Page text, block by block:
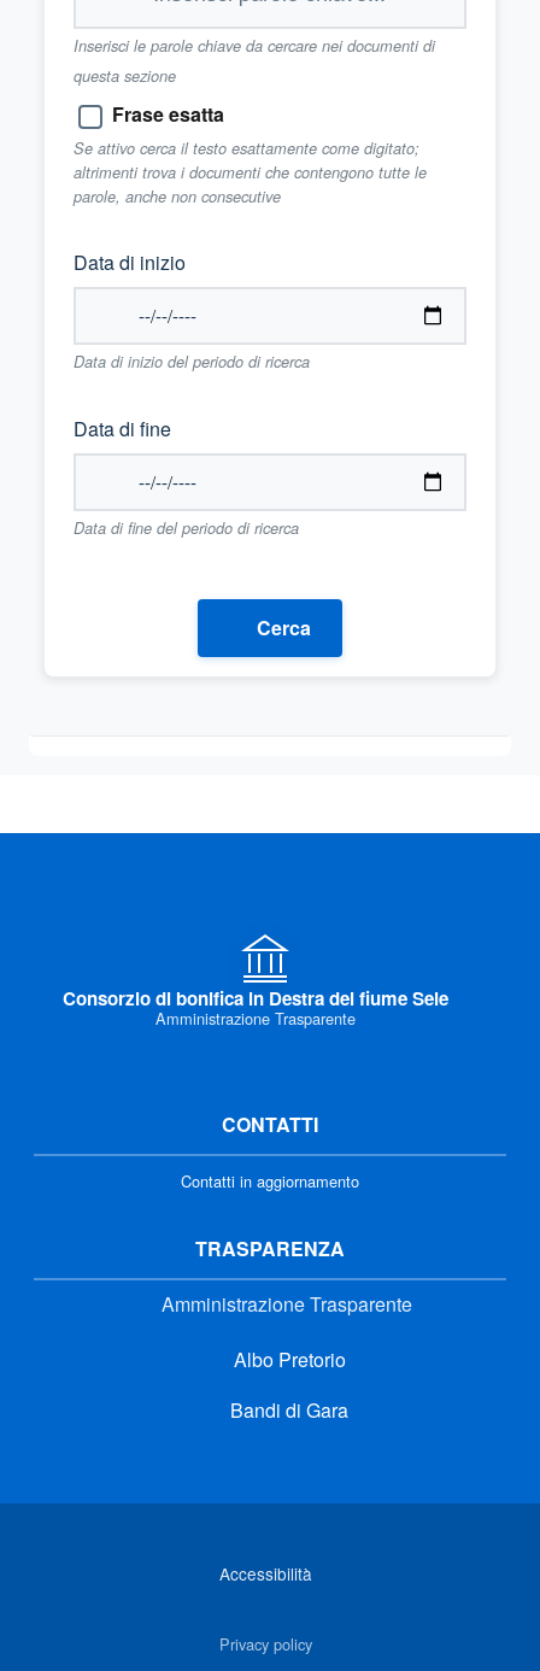
Inserisci le parole chiave da cercare nei documenti di
questa sezione
Frase esatta
Se attivo cerca il testo esattamente come digitato;
altrimenti trova i documenti che contengono tutte le
parole, anche non consecutive
Data di inizio
Data di inizio del periodo di ricerca
Data di fine
Data di fine del periodo di ricerca
Cerca
Consorzio di bonifica in Destra del fiume Sele
Amministrazione Trasparente
CONTATTI
Contatti in aggiornamento
TRASPARENZA
Amministrazione Trasparente
Albo Pretorio
Bandi di Gara
Accessibilità
Privacy policy